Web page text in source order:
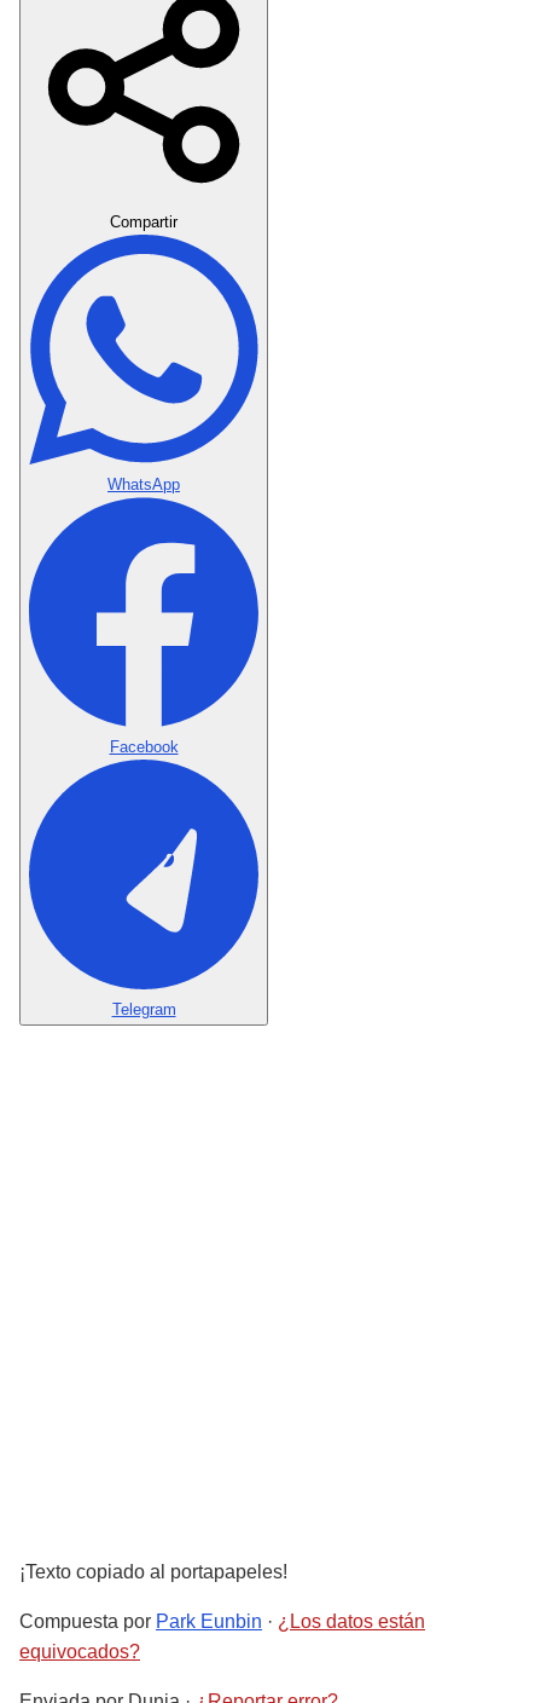
Compartir
WhatsApp
Facebook
Telegram
¡Texto copiado al portapapeles!
Compuesta por Park Eunbin · ¿Los datos están
equivocados?